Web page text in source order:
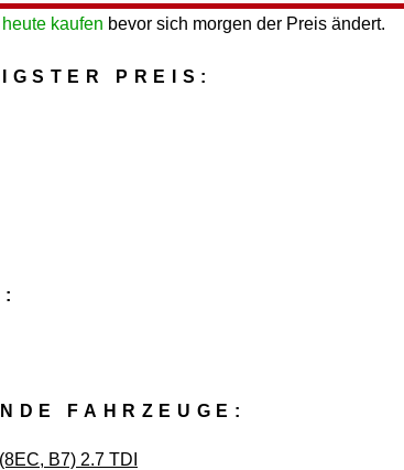
heute kaufen bevor sich morgen der Preis ändert.
PREIS:
FAHRZEUGE:
B7) 2.7 TDI